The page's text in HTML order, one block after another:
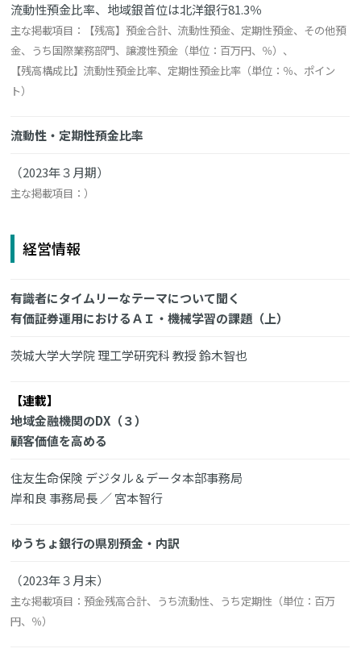
流動性預金比率、地域銀首位は北洋銀行81.3％
主な掲載項目：【残高】預金合計、流動性預金、定期性預金、その他預
金、うち国際業務部門、譲渡性預金（単位：百万円、％）、
【残高構成比】流動性預金比率、定期性預金比率（単位：％、ポイン
ト）
流動性・定期性預金比率
（2023年３月期）
主な掲載項目：）
経営情報
有識者にタイムリーなテーマについて聞く
有価証券運用におけるＡＩ・機械学習の課題（上）
茨城大学大学院 理工学研究科 教授 鈴木智也
【連載】
地域金融機関のDX（３）
顧客価値を高める
住友生命保険 デジタル＆データ本部事務局
岸和良 事務局長 ／ 宮本智行
ゆうちょ銀行の県別預金・内訳
（2023年３月末）
主な掲載項目：預金残高合計、うち流動性、うち定期性（単位：百万
円、％）